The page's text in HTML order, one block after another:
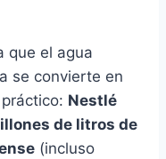
que el agua
se convierte en
Nestlé
de litros de
(incluso